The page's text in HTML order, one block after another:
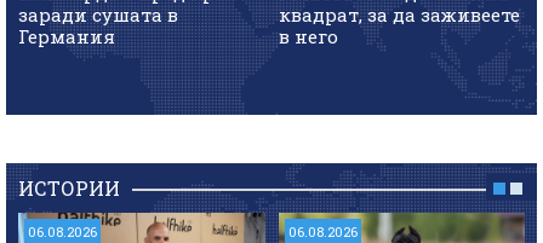
заради сушата в
Германия
квадрат, за да заживеете
в него
ИСТОРИИ
06.08.2026 06.08.2026